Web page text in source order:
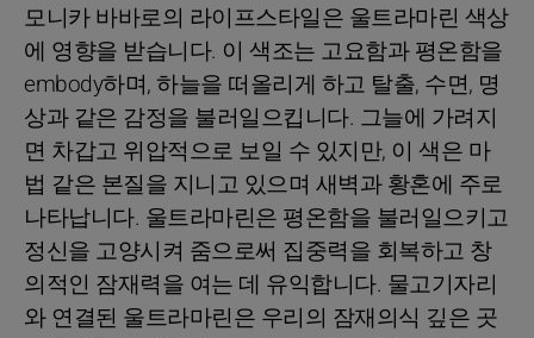
모니카 바바로의 라이프스타일은 울트라마린 색상
에 영향을 받습니다. 이 색조는 고요함과 평온함을
embody하며, 하늘을 떠올리게 하고 탈출, 수면, 명
상과 같은 감정을 불러일으킵니다. 그늘에 가려지
면 차갑고 위압적으로 보일 수 있지만, 이 색은 마
법 같은 본질을 지니고 있으며 새벽과 황혼에 주로
나타납니다. 울트라마린은 평온함을 불러일으키고
정신을 고양시켜 줌으로써 집중력을 회복하고 창
의적인 잠재력을 여는 데 유익합니다. 물고기자리
와 연결된 울트라마린은 우리의 잠재의식 깊은 곳